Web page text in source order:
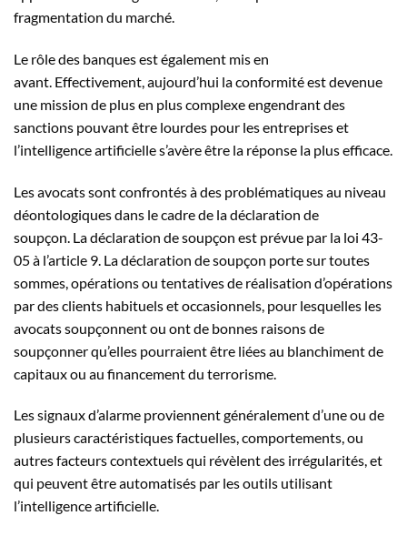
fragmentation du marché.
Le rôle des banques est également mis en
avant. Effectivement, aujourd’hui la conformité est devenue
une mission de plus en plus complexe engendrant des
sanctions pouvant être lourdes pour les entreprises et
l’intelligence artificielle s’avère être la réponse la plus efficace.
Les avocats sont confrontés à des problématiques au niveau
déontologiques dans le cadre de la déclaration de
soupçon. La déclaration de soupçon est prévue par la loi 43-
05 à l’article 9. La déclaration de soupçon porte sur toutes
sommes, opérations ou tentatives de réalisation d’opérations
par des clients habituels et occasionnels, pour lesquelles les
avocats soupçonnent ou ont de bonnes raisons de
soupçonner qu’elles pourraient être liées au blanchiment de
capitaux ou au financement du terrorisme.
Les signaux d’alarme proviennent généralement d’une ou de
plusieurs caractéristiques factuelles, comportements, ou
autres facteurs contextuels qui révèlent des irrégularités, et
qui peuvent être automatisés par les outils utilisant
l’intelligence artificielle.